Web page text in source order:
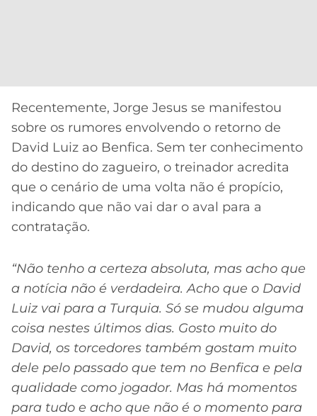
Recentemente, Jorge Jesus se manifestou
sobre os rumores envolvendo o retorno de
David Luiz ao Benfica. Sem ter conhecimento
do destino do zagueiro, o treinador acredita
que o cenário de uma volta não é propício,
indicando que não vai dar o aval para a
contratação.
“Não tenho a certeza absoluta, mas acho que
a notícia não é verdadeira. Acho que o David
Luiz vai para a Turquia. Só se mudou alguma
coisa nestes últimos dias. Gosto muito do
David, os torcedores também gostam muito
dele pelo passado que tem no Benfica e pela
qualidade como jogador. Mas há momentos
para tudo e acho que não é o momento para